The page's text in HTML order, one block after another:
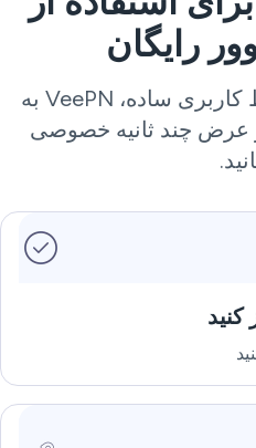
با تنظیم سریع و یک رابط کاربری ساده، VeePN به
چند ثانیه خصوصی